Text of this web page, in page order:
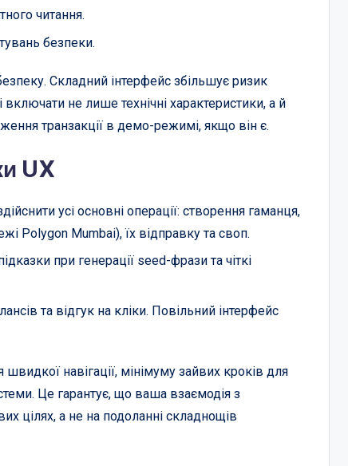
читання.
безпеки.
Складний інтерфейс збільшує ризик
не лише технічні характеристики, а й
транзакції в демо-режимі, якщо він є.
UX
усі основні операції: створення гаманця,
Polygon Mumbai), їх відправку та своп.
при генерації seed-фрази та чіткі
та відгук на кліки. Повільний інтерфейс
навігації, мінімуму зайвих кроків для
Це гарантує, що ваша взаємодія з
цілях, а не на подоланні складнощів